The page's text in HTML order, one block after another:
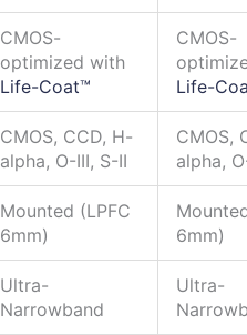
CMOS-
optimized with
Life-Coat™
CMOS-
Life-
CMOS, CCD, H-
alpha, O-III, S-II
CMOS,
alpha,
Mounted (LPFC
6mm)
6mm)
Ultra-
Narrowband
Ultra-